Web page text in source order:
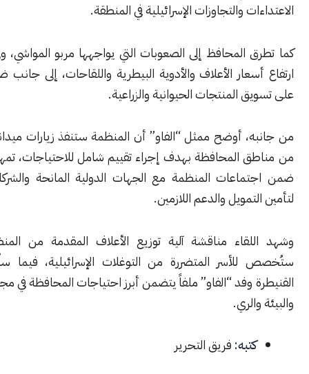
والتجاوزات الإسرائيلية في المنطقة.
المحافظ إلى الصعوبات التي يواجهها مربو المواشي، وفي مقدمتها
الأعلاف والأدوية البيطرية واللقاحات، إلى جانب ضعف القدرة
المنتجات الحيوانية والزراعية.
أوضح ممثل “الفاو” أن المنظمة ستنفذ زيارات ميدانية إلى عدد
المحافظة بهدف إجراء تقييم شامل للاحتياجات، تمهيداً لطرحها
المنظمة مع الجهات الدولية المانحة والشركاء المعنيين
والدعم اللازمين.
مناقشة آلية توزيع الأعلاف المقدمة من المنظمة، والتي
المتضررة من التوغلات الإسرائيلية، فيما سلّم محافظ
وفد “الفاو” ملفاً يتضمن أبرز احتياجات المحافظة في مجالات الزراعة
فريق التحرير